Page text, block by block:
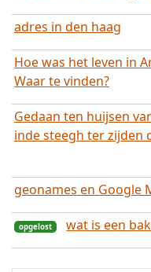
opgelost
opgelost
opgelost
adres in den haag
Hoe was het leven in
Waar te vinden?
Gedaan ten huijsen
inde steegh ter zijden
geonames en Google
wat is een